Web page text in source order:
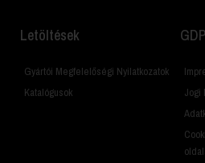
Letöltések
Gyártói Megfelelőségi Nyilatkozatok
Katalógusok
Jogi